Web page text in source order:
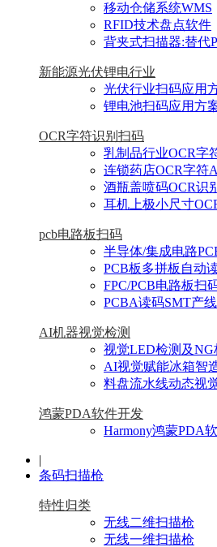
移动仓储系统WMS
RFID技术盘点软件
背夹式扫描器:替代
新能源光伏锂电行业
光伏行业扫码应用
锂电池扫码应用方
OCR字符识别扫码
乳制品行业OCR字
连锁药店OCR字符
酒瓶盖喷码OCR识
耳机上极小尺寸
pcb电路板扫码
半导体/集成电路
PCB板多拼板自动
FPC/PCB电路板扫
PCBA读码SMT产
AI机器视觉检测
视觉LED检测及NG
AI视觉赋能冰箱智
料盘流水线动态视
鸿蒙PDA软件开发
Harmony鸿蒙PDA
|
条码扫描枪
特性归类
无线二维扫描枪
无线一维扫描枪